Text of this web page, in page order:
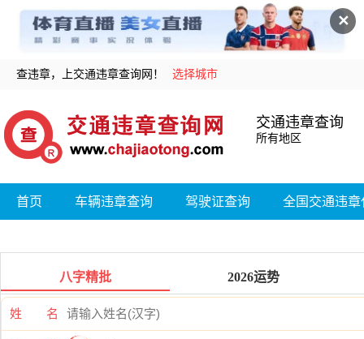
✕
查违章，上交通违章查询网！ 选择城市
交通违章查询
所有地区
首页 车辆违章查询 驾驶证查询 全国交通违
八字精批 2026运势
姓 名